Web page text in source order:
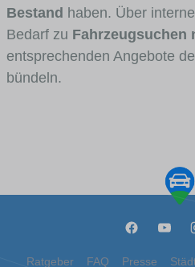
Bestand haben. Über
Bedarf zu Fahrzeugsuchen
entsprechenden Angebote
bündeln.
Ratgeber FAQ Presse